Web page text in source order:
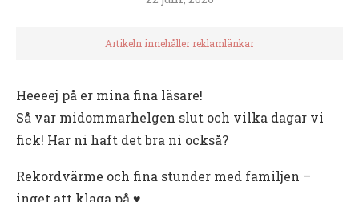
Artikeln innehåller reklamlänkar
Heeeej på er mina fina läsare!
Så var midommarhelgen slut och vilka dagar vi
fick! Har ni haft det bra ni också?
Rekordvärme och fina stunder med familjen –
inget att klaga på ♥️